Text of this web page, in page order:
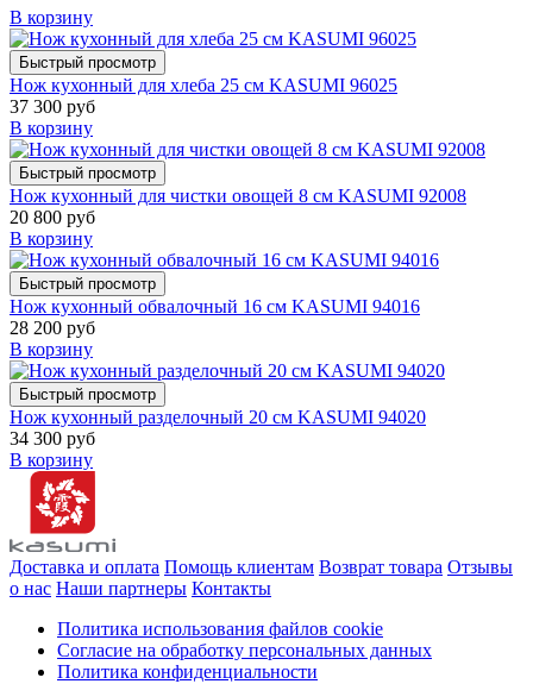
В корзину
Быстрый просмотр
Нож кухонный для хлеба 25 см KASUMI 96025
37 300 руб
В корзину
Быстрый просмотр
Нож кухонный для чистки овощей 8 см KASUMI 92008
20 800 руб
В корзину
Быстрый просмотр
Нож кухонный обвалочный 16 см KASUMI 94016
28 200 руб
В корзину
Быстрый просмотр
Нож кухонный разделочный 20 см KASUMI 94020
34 300 руб
В корзину
Доставка и оплата Помощь клиентам Возврат товара Отзывы
о нас Наши партнеры Контакты
Политика использования файлов cookie
Согласие на обработку персональных данных
Политика конфиденциальности